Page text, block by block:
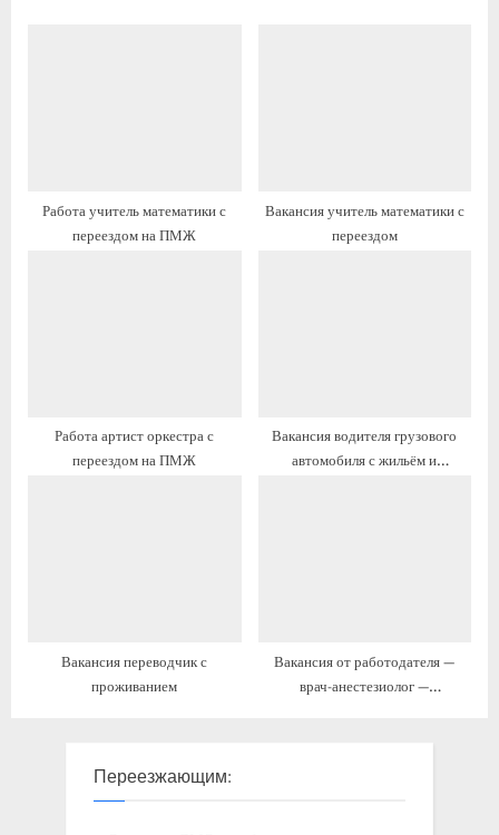
Работа учитель математики с
переездом на ПМЖ
Вакансия учитель математики с
переездом
Работа артист оркестра с
переездом на ПМЖ
Вакансия водителя грузового
автомобиля с жильём и
Вакансия переводчик с
проживанием
Вакансия от работодателя —
врач-анестезиолог —
Переезжающим: